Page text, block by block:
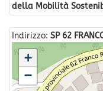
della Mobilità
Indirizzo: SP 62
+
−